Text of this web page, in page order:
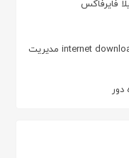
دانلود internet download manager (IDM) 6.42.61 Retail مدیریت